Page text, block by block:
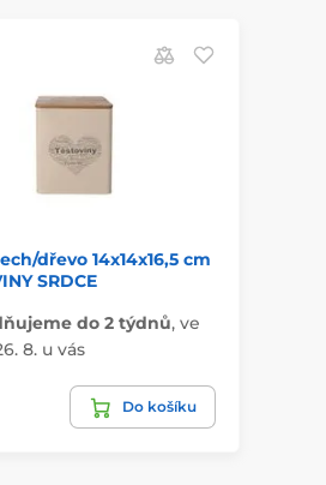
dřevo 14x14x16,5 cm
SRDCE
do 2 týdnů, ve
8. u vás
Do košíku